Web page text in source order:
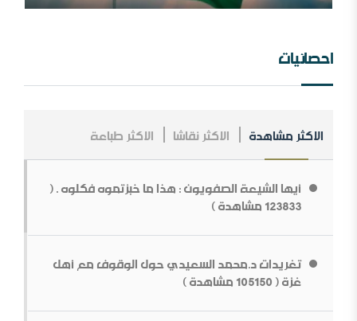
ما قولك في أبوي الرسول
احصائيات
الاكثر مشاهدة الاكثر نقاشا الاكثر طباعة
أيها الشيعة الصفويون : هذا ما خبزتموه فكلوه . (
123833 مشاهدة )
تغريدات د.محمد السعيدي حول الوقوف مع أهل
غزة ( 105150 مشاهدة )